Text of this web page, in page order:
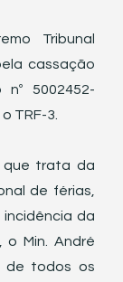
Tribunal
cassação
5002452-
TRF-3.
que trata da
de férias,
incidência da
o Min. André
de todos os